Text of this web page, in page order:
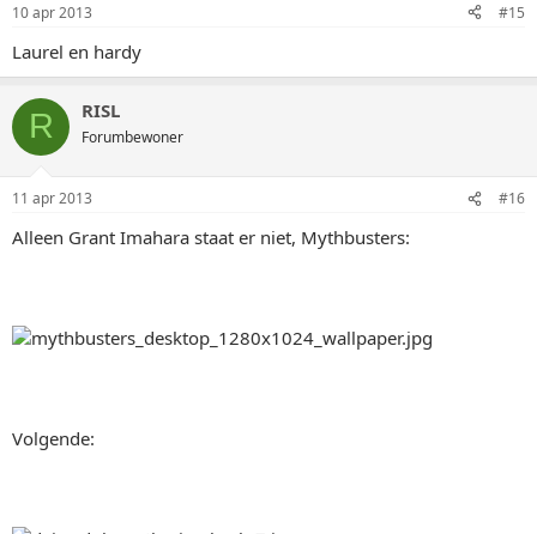
10 apr 2013 #15
Laurel en hardy
R RISL
Forumbewoner
11 apr 2013 #16
Alleen Grant Imahara staat er niet, Mythbusters:
Volgende: